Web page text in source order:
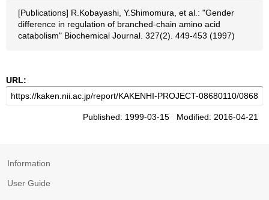
[Publications] R.Kobayashi, Y.Shimomura, et al.: "Gender
difference in regulation of branched-chain amino acid
catabolism" Biochemical Journal. 327(2). 449-453 (1997)
URL:
Published: 1999-03-15 Modified: 2016-04-21
Information
User Guide